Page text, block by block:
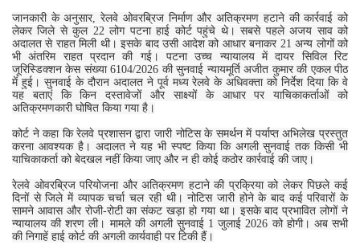
जानकारी के अनुसार, रेलवे ओवरब्रिज निर्माण और अतिक्रमण हटाने की कार्रवाई को
लेकर जिले से कुल 22 लोग पटना हाई कोर्ट पहुंचे थे। सबसे पहले अजय साव को
अदालत से राहत मिली थी। इसके बाद उसी आदेश को आधार बनाकर 21 अन्य लोगों को
भी अंतरिम राहत प्रदान की गई। पटना उच्च न्यायालय में दायर सिविल रिट
जूरिस्डिक्शन केस संख्या 6104/2026 की सुनवाई न्यायमूर्ति अजीत कुमार की एकल पीठ
में हुई। सुनवाई के दौरान अदालत ने पूर्व मध्य रेलवे के अधिवक्ता को निर्देश दिया कि वे
यह बताएं कि किन दस्तावेजों और साक्ष्यों के आधार पर याचिकाकर्ताओं को
अतिक्रमणकारी घोषित किया गया है।
कोर्ट ने कहा कि रेलवे प्रशासन द्वारा जारी नोटिस के समर्थन में पर्याप्त अभिलेख प्रस्तुत
करना आवश्यक है। अदालत ने यह भी स्पष्ट किया कि अगली सुनवाई तक किसी भी
याचिकाकर्ता को बेदखल नहीं किया जाए और न ही कोई कठोर कार्रवाई की जाए।
रेलवे ओवरब्रिज परियोजना और अतिक्रमण हटाने की प्रक्रिया को लेकर पिछले कई
दिनों से जिले में व्यापक चर्चा चल रही थी। नोटिस जारी होने के बाद कई परिवारों के
सामने आवास और रोजी-रोटी का संकट खड़ा हो गया था। इसके बाद प्रभावित लोगों ने
न्यायालय की शरण ली। मामले की अगली सुनवाई 1 जुलाई 2026 को होगी। अब सभी
की निगाहें हाई कोर्ट की अगली कार्यवाही पर टिकी हैं।